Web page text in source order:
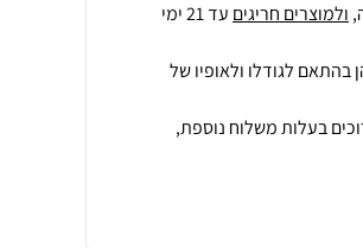
ולמוצרים חריגים
עד 21 ימי
בהתאם לגודלו ולאופיו של
בעלות משלוח נוספת,